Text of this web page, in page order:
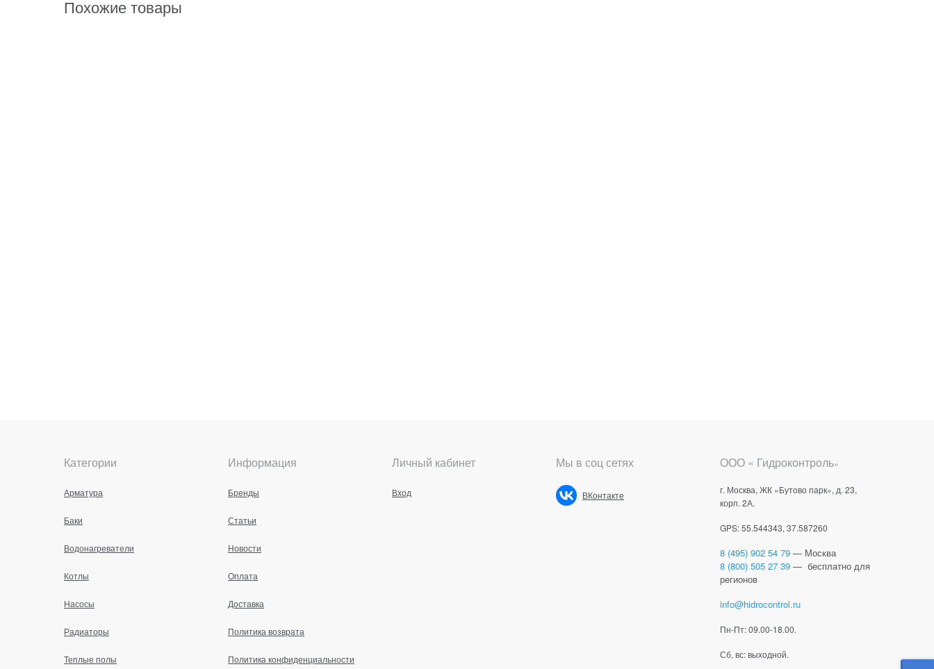
Похожие товары
Категории
Арматура
Баки
Водонагреватели
Котлы
Насосы
Радиаторы
Теплые полы
Информация
Бренды
Статьи
Новости
Оплата
Доставка
Политика возврата
Политика конфиденциальности
Личный кабинет
Вход
Мы в соц сетях
ВКонтакте
ООО « Гидроконтроль»
г. Москва, ЖК «Бутово парк», д. 23,
корп. 2А.
GPS: 55.544343, 37.587260
8 (495) 902 54 79 — Москва
8 (800) 505 27 39 — бесплатно для
регионов
info@hidrocontrol.ru
Пн-Пт: 09.00-18.00.
Сб, вс: выходной.